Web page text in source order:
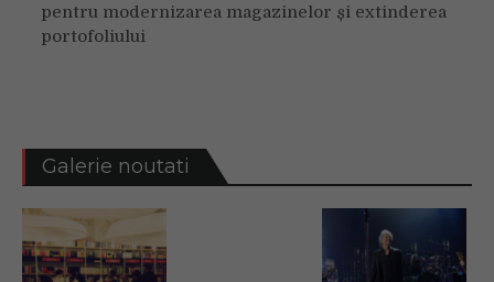
pentru modernizarea magazinelor și extinderea
portofoliului
Galerie noutati